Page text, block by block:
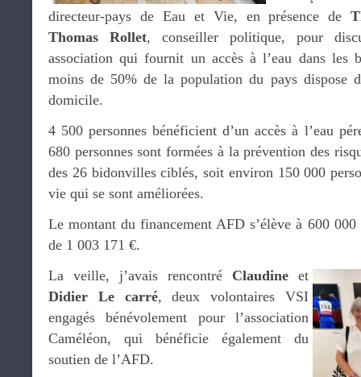
directeur-pays de Eau et Vie, en présence de
Thomas Rollet, conseiller politique, pour
association qui fournit un accès à l’eau dans les
moins de 50% de la population du pays dispose
domicile.
4 500 personnes bénéficient d’un accès à l’eau
680 personnes sont formées à la prévention des
des 26 bidonvilles ciblés, soit environ 150 000
vie qui se sont améliorées.
Le montant du financement AFD s’élève à 600
de 1 003 171 €.
La veille, j’avais rencontré Claudine et
Didier Le carré, deux volontaires VSI
engagés bénévolement pour l’association
Caméléon, qui bénéficie également du
soutien de l’AFD.